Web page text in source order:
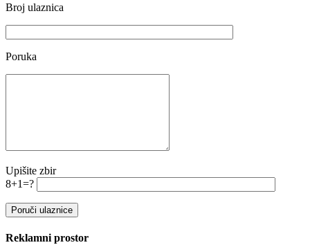
Broj ulaznica
Poruka
Upišite zbir
8+1=?
Reklamni prostor